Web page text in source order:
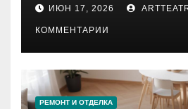
ИЮН 17, 2026
КОММЕНТАРИИ
РЕМОНТ И ОТДЕЛКА